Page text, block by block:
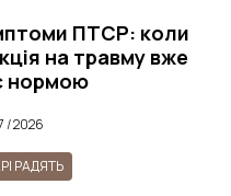
ПТСР: коли
на травму вже
нормою
/ 2026
РАДЯТЬ